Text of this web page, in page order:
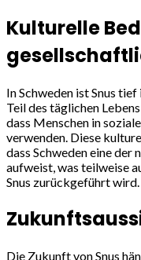
Kulturelle
In Schweden ist Snus
Teil des täglichen
dass Menschen in
verwenden. Diese
dass Schweden eine der
aufweist, was teilweise
Snus zurückgeführt wird.
Die Zukunft von Snus